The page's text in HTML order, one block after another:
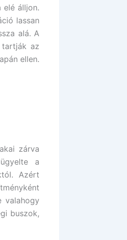
elé álljon.
lassan
alá. A
tartják az
ellen.
zárva
a
Azért
valahogy
buszok,